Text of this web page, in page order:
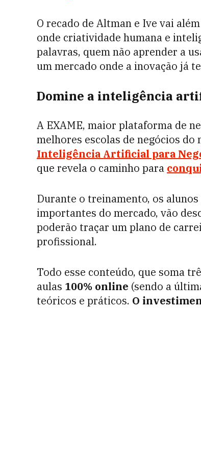
O recado de Altman e Ive vai
onde criatividade humana e
palavras, quem não aprender a
um mercado onde a inovação já
Domine a inteligência
A EXAME, maior plataforma de
melhores escolas de negócios do
Inteligência Artificial para
que revela o caminho para
Durante o treinamento, os
importantes do mercado, vão
poderão traçar um plano de
profissional.
Todo esse conteúdo, que soma
aulas 100% online (sendo a
teóricos e práticos. O